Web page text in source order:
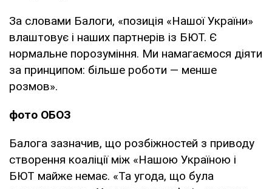
За словами Балоги, «позиція «Нашої України»
влаштовує і наших партнерів із БЮТ. Є
нормальне порозуміння. Ми намагаємося діяти
за принципом: більше роботи — менше
розмов».
фото ОБОЗ
Балога зазначив, що розбіжностей з приводу
створення коаліції між «Нашою Україною і
БЮТ майже немає. «Та угода, що була